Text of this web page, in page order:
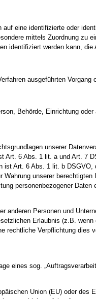
eine identifizierte oder
mittels Zuordnung zu
identifiziert werden kann,
ausgeführten
Behörde, Einrichtung
unserer
Art. 6 Abs. 1 lit. a und Art. 7
Art. 6 Abs. 1 lit. b
Wahrung unserer
personenbezogener
anderen Personen und
Erlaubnis (z.B.
rechtliche Verpflichtung
eines sog.
Union (EU) oder